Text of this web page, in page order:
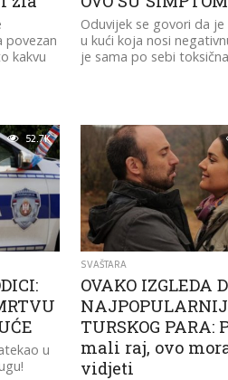
povezan
kakvu
Oduvijek se govori da
u kući koja nosi
je sama po sebi
52.7K
u
SVAŠTARA
OVAKO IZGLEDA
TURSKOG PARA:
mali raj, ovo
vidjeti